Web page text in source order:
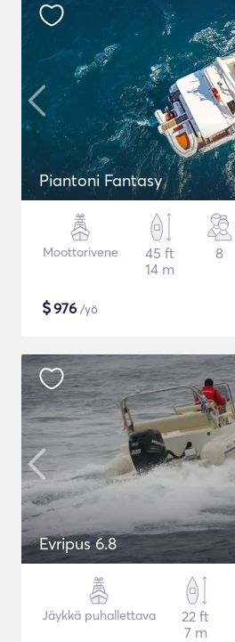
Piantoni Fantasy
Moottorivene
45 ft
14 m
8
$976 /yö
Evripus 6.8
Jäykkä puhallettava
22 ft
7 m